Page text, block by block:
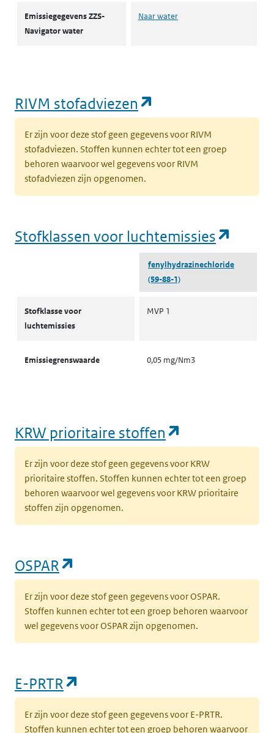
Emissiegegevens ZZS-
Navigator water
Naar water
RIVM stofadviezen
Er zijn voor deze stof geen gegevens voor RIVM
stofadviezen. Stoffen kunnen echter tot een groep
behoren waarvoor wel gegevens voor RIVM
stofadviezen zijn opgenomen.
Stofklassen voor luchtemissies
fenylhydrazinechloride
(59-88-1)
Stofklasse voor
luchtemissies
MVP 1
Emissiegrenswaarde 0,05 mg/Nm3
KRW prioritaire stoffen
Er zijn voor deze stof geen gegevens voor KRW
prioritaire stoffen. Stoffen kunnen echter tot een groep
behoren waarvoor wel gegevens voor KRW prioritaire
stoffen zijn opgenomen.
OSPAR
Er zijn voor deze stof geen gegevens voor OSPAR.
Stoffen kunnen echter tot een groep behoren waarvoor
wel gegevens voor OSPAR zijn opgenomen.
E-PRTR
Er zijn voor deze stof geen gegevens voor E-PRTR.
Stoffen kunnen echter tot een groep behoren waarvoor